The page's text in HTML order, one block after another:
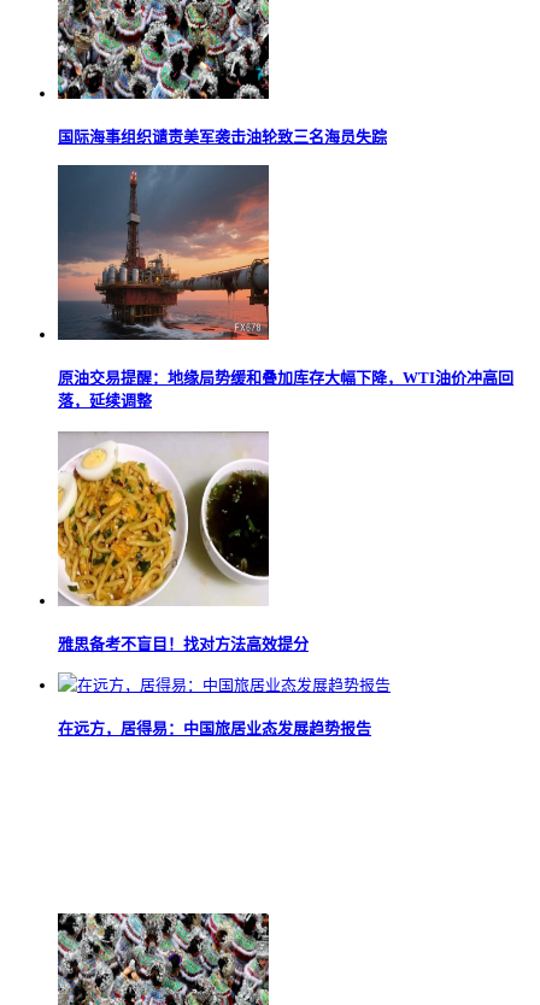
国际海事组织谴责美军袭击油轮致三名海员失踪
原油交易提醒：地缘局势缓和叠加库存大幅下降，WTI油价冲高回
落，延续调整
雅思备考不盲目！找对方法高效提分
在远方，居得易：中国旅居业态发展趋势报告